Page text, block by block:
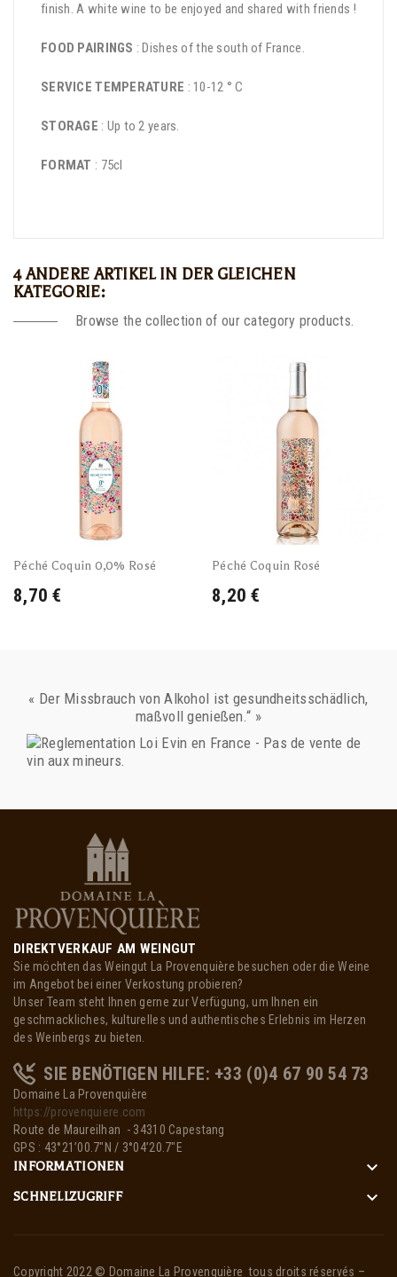
finish. A white wine to be enjoyed and shared with friends !
FOOD PAIRINGS : Dishes of the south of France.
SERVICE TEMPERATURE : 10-12 ° C
STORAGE : Up to 2 years.
FORMAT : 75cl
4 ANDERE ARTIKEL IN DER GLEICHEN
KATEGORIE:
Browse the collection of our category products.
Péché Coquin 0,0% Rosé
8,70 €
Péché Coquin Rosé
8,20 €
« Der Missbrauch von Alkohol ist gesundheitsschädlich,
maßvoll genießen.“ »
DIREKTVERKAUF AM WEINGUT
Sie möchten das Weingut La Provenquière besuchen oder die Weine
im Angebot bei einer Verkostung probieren?
Unser Team steht Ihnen gerne zur Verfügung, um Ihnen ein
geschmackliches, kulturelles und authentisches Erlebnis im Herzen
des Weinbergs zu bieten.
SIE BENÖTIGEN HILFE: +33 (0)4 67 90 54 73
Domaine La Provenquière
https://provenquiere.com
Route de Maureilhan - 34310 Capestang
GPS : 43°21’00.7″N / 3°04’20.7″E
INFORMATIONEN keyboard_arrow_down
SCHNELLZUGRIFF keyboard_arrow_down
Copyright 2022 © Domaine La Provenquière tous droits réservés –